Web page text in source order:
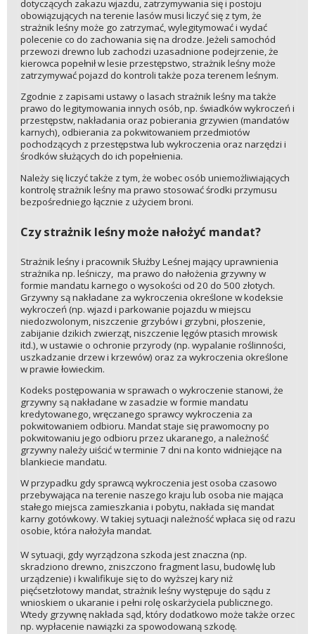
dotyczących zakazu wjazdu, zatrzymywania się i postoju
obowiązujących na terenie lasów musi liczyć się z tym, że
strażnik leśny może go zatrzymać, wylegitymować i wydać
polecenie co do zachowania się na drodze. Jeżeli samochód
przewozi drewno lub zachodzi uzasadnione podejrzenie, że
kierowca popełnił w lesie przestępstwo, strażnik leśny może
zatrzymywać pojazd do kontroli także poza terenem leśnym.
Zgodnie z zapisami ustawy o lasach strażnik leśny ma także
prawo do legitymowania innych osób, np. świadków wykroczeń i
przestępstw, nakładania oraz pobierania grzywien (mandatów
karnych), odbierania za pokwitowaniem przedmiotów
pochodzących z przestępstwa lub wykroczenia oraz narzędzi i
środków służących do ich popełnienia.
Należy się liczyć także z tym, że wobec osób uniemożliwiających
kontrolę strażnik leśny ma prawo stosować środki przymusu
bezpośredniego łącznie z użyciem broni.
Czy strażnik leśny może nałożyć mandat?
Strażnik leśny i pracownik Służby Leśnej mający uprawnienia
strażnika np. leśniczy, ma prawo do nałożenia grzywny w
formie mandatu karnego o wysokości od 20 do 500 złotych.
Grzywny są nakładane za wykroczenia określone w kodeksie
wykroczeń (np. wjazd i parkowanie pojazdu w miejscu
niedozwolonym, niszczenie grzybów i grzybni, płoszenie,
zabijanie dzikich zwierząt, niszczenie lęgów ptasich mrowisk
itd.), w ustawie o ochronie przyrody (np. wypalanie roślinności,
uszkadzanie drzew i krzewów) oraz za wykroczenia określone
w prawie łowieckim.
Kodeks postępowania w sprawach o wykroczenie stanowi, że
grzywny są nakładane w zasadzie w formie mandatu
kredytowanego, wręczanego sprawcy wykroczenia za
pokwitowaniem odbioru. Mandat staje się prawomocny po
pokwitowaniu jego odbioru przez ukaranego, a należność
grzywny należy uiścić w terminie 7 dni na konto widniejące na
blankiecie mandatu.
W przypadku gdy sprawcą wykroczenia jest osoba czasowo
przebywająca na terenie naszego kraju lub osoba nie mająca
stałego miejsca zamieszkania i pobytu, nakłada się mandat
karny gotówkowy. W takiej sytuacji należność wpłaca się od razu
osobie, która nałożyła mandat.
W sytuacji, gdy wyrządzona szkoda jest znaczna (np.
skradziono drewno, zniszczono fragment lasu, budowlę lub
urządzenie) i kwalifikuje się to do wyższej kary niż
pięćsetzłotowy mandat, strażnik leśny występuje do sądu z
wnioskiem o ukaranie i pełni rolę oskarżyciela publicznego.
Wtedy grzywnę nakłada sąd, który dodatkowo może także orzec
np. wypłacenie nawiązki za spowodowaną szkodę.